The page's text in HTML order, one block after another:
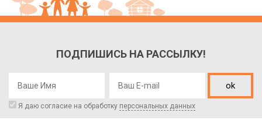
ПОДПИШИСЬ НА РАССЫЛКУ!
ok
Я даю согласие на обработку персональных данных